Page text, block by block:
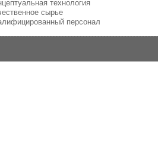
технология
сырье
персонал